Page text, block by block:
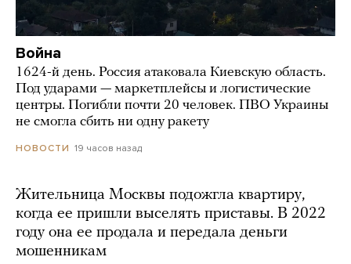
Война
1624-й день. Россия атаковала Киевскую область.
Под ударами — маркетплейсы и логистические
центры. Погибли почти 20 человек. ПВО Украины
не смогла сбить ни одну ракету
НОВОСТИ 19 часов назад
Жительница Москвы подожгла квартиру,
когда ее пришли выселять приставы. В 2022
году она ее продала и передала деньги
мошенникам